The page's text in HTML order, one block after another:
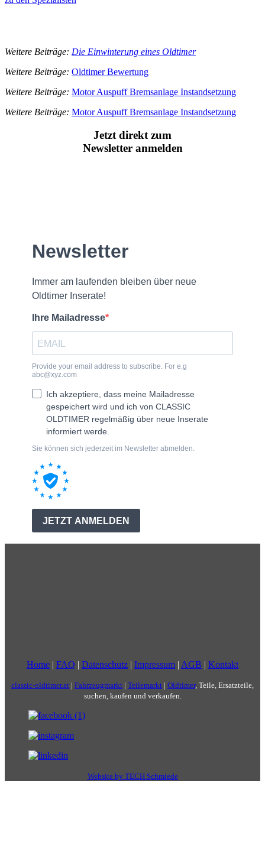
Weitere Beiträge: Die Einwinterung eines Oldtimer
Weitere Beiträge: Oldtimer Bewertung
Weitere Beiträge: Motor Auspuff Bremsanlage Instandsetzung
Weitere Beiträge: Motor Auspuff Bremsanlage Instandsetzung
Jetzt direkt zum
Newsletter anmelden
Home | FAQ | Datenschutz | Impressum | AGB | Kontakt
classic-oldtimer.at | Fahrzeugmarkt | Teilemarkt | Oldtimer, Teile, Ersatzteile,
suchen, kaufen und verkaufen.
Website by TECH Schmiede